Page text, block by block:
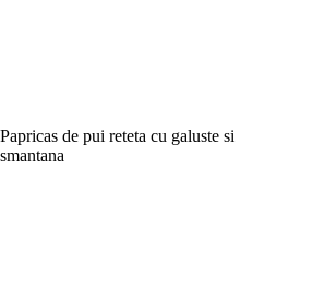
Papricas de pui reteta cu galuste si
smantana